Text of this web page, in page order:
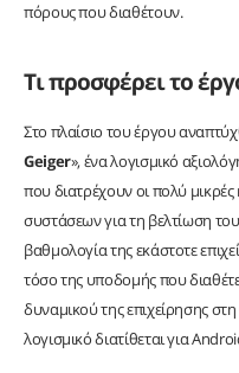
πόρους που διαθέτουν.
Τι προσφέρει το
Στο πλαίσιο του έργου
Geiger», ένα λογισμικό
που διατρέχουν οι πολύ μικρές
συστάσεων για τη βελτίωση
βαθμολογία της εκάστοτε
τόσο της υποδομής που
δυναμικού της επιχείρησης
λογισμικό διατίθεται για